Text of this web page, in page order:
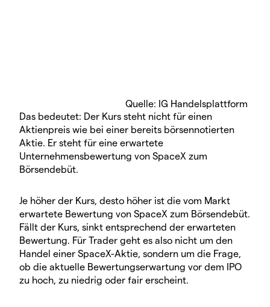
Quelle: IG Handelsplattform
Das bedeutet: Der Kurs steht nicht für einen
Aktienpreis wie bei einer bereits börsennotierten
Aktie. Er steht für eine erwartete
Unternehmensbewertung von SpaceX zum
Börsendebüt.
Je höher der Kurs, desto höher ist die vom Markt
erwartete Bewertung von SpaceX zum Börsendebüt.
Fällt der Kurs, sinkt entsprechend der erwarteten
Bewertung. Für Trader geht es also nicht um den
Handel einer SpaceX-Aktie, sondern um die Frage,
ob die aktuelle Bewertungserwartung vor dem IPO
zu hoch, zu niedrig oder fair erscheint.